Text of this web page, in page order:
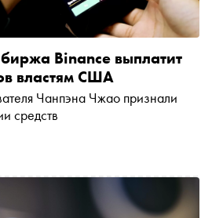
Binance выплатит
властям США
Чанпэна Чжао признали
средств